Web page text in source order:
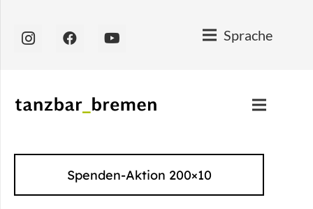
Sprache
Spenden-Aktion 200×10